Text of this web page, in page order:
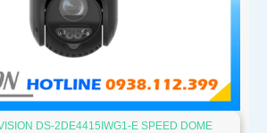
DS-2DE4415IWG1-E SPEED DOME